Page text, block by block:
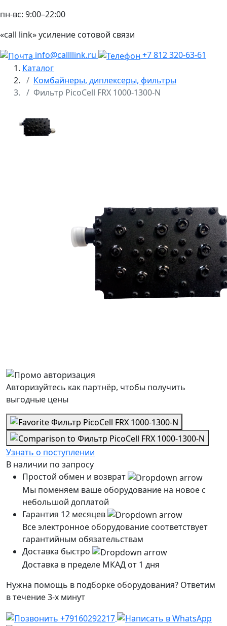
пн-вс: 9:00–22:00
«call link» усиление сотовой связи
info@callllink.ru
+7 812 320-63-61
Каталог
Комбайнеры, диплексеры, фильтры
Фильтр PicoCell FRX 1000-1300-N
Авторизуйтесь как партнёр, чтобы получить
выгодные цены
Узнать о поступлении
В наличии по запросу
Простой обмен и возврат
Мы поменяем ваше оборудование на новое с
небольшой доплатой
Гарантия 12 месяцев
Все электронное оборудование соответствует
гарантийным обязательствам
Доставка быстро
Доставка в пределе МКАД от 1 дня
Нужна помощь в подборке оборудования? Ответим
в течение 3-х минут